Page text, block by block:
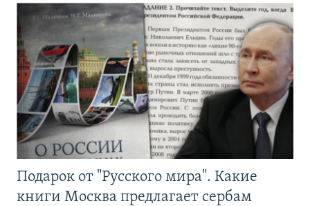
Подарок от "Русского мира". Какие
книги Москва предлагает сербам